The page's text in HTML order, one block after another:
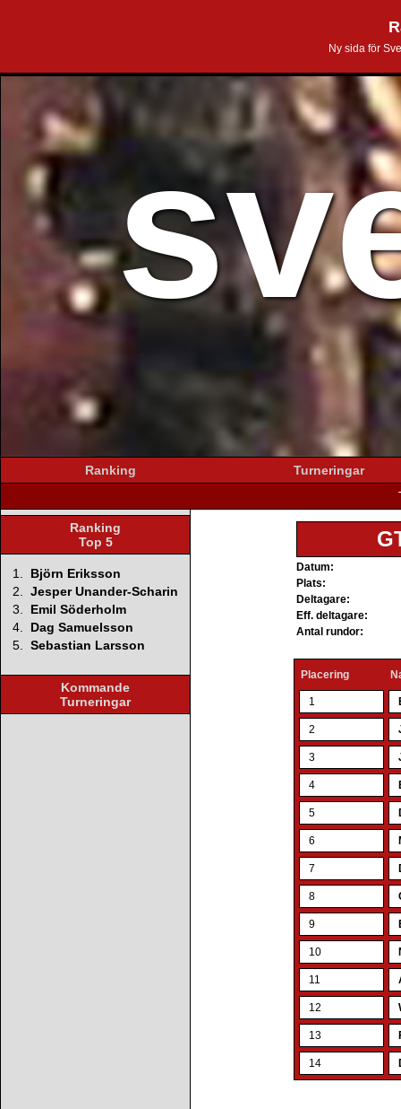
Ny sida för
Ranking
Turneringar
Ranking
Top 5
1.
Björn Eriksson
2. Jesper Unander-Scharin
3.
Emil Söderholm
4.
Dag Samuelsson
5. Sebastian Larsson
Kommande
Turneringar
Datum:
Plats:
Deltagare:
Eff. deltagare:
Antal rundor:
Placering
1
2
3
4
5
6
7
8
9
10
11
12
13
14